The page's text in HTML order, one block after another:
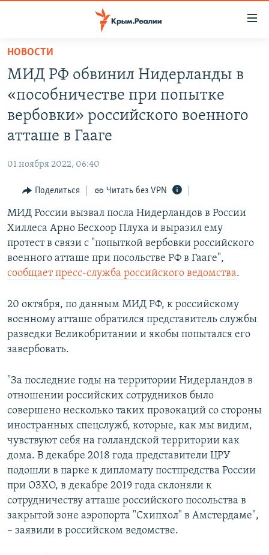
Вернуться
основному
содержанию
Вернутся
главной
Вернутся
поиску
СПЕЦПРОЕКТЫ
ГРУЗ 200
КАРТА ВОЕННЫХ ОБЪЕКТОВ КРЫМА
ВОДА
ИНТЕРАКТИВ
ИНФОГРАФИКА
ТЕЛЕПРОЕКТ КРЫМ.РЕАЛИИ
СОВЕТЫ ПРАВОЗАЩИТНИКОВ
ПРОПАВШИЕ БЕЗ ВЕСТИ
ПОБЕДИТЕЛЕЙ НЕ СУДЯТ?
КРЫМ.НЕПОКОРЕННЫЙ
ELIFBE
УКРАИНСКАЯ ПРОБЛЕМА КРЫМА
РАДІО СВОБОДА
КАК ОБОЙТИ БЛОКИРОВКУ
Українською
Qırımtatar
ПРИСОЕДИНЯЙТЕСЬ!
НОВОСТИ
МИД РФ обвинил Нидерланды в
«пособничестве при попытке
вербовки» российского военного
атташе в Гааге
01 ноября 2022, 06:40
Поделиться Читать без VPN
МИД России вызвал посла Нидерландов в России
Хиллеса Арно Бесхоор Плуха и выразил ему
протест в связи с "попыткой вербовки российского
военного атташе при посольстве РФ в Гааге",
сообщает пресс-служба российского ведомства.
20 октября, по данным МИД РФ, к российскому
военному атташе обратился представитель службы
разведки Великобритании и якобы попытался его
завербовать.
"За последние годы на территории Нидерландов в
отношении российских сотрудников было
совершено несколько таких провокаций со стороны
иностранных спецслужб, которые, как мы видим,
чувствуют себя на голландской территории как
дома. В декабре 2018 года представители ЦРУ
подошли в парке к дипломату постпредства России
при ОЗХО, в декабре 2019 года склоняли к
сотрудничеству атташе российского посольства в
закрытой зоне аэропорта "Схипхол" в Амстердаме",
– заявили в российском ведомстве.